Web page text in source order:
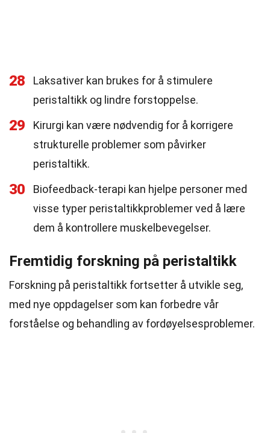
28
Laksativer kan brukes for å stimulere
peristaltikk og lindre forstoppelse.
29
Kirurgi kan være nødvendig for å korrigere
strukturelle problemer som påvirker
peristaltikk.
30
Biofeedback-terapi kan hjelpe personer med
visse typer peristaltikkproblemer ved å lære
dem å kontrollere muskelbevegelser.
Fremtidig forskning på peristaltikk
Forskning på peristaltikk fortsetter å utvikle seg,
med nye oppdagelser som kan forbedre vår
forståelse og behandling av fordøyelsesproblemer.